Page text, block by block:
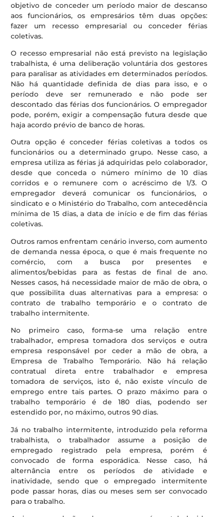
objetivo de conceder um período maior de descanso
aos funcionários, os empresários têm duas opções:
fazer um recesso empresarial ou conceder férias
coletivas.
O recesso empresarial não está previsto na legislação
trabalhista, é uma deliberação voluntária dos gestores
para paralisar as atividades em determinados períodos.
Não há quantidade definida de dias para isso, e o
período deve ser remunerado e não pode ser
descontado das férias dos funcionários. O empregador
pode, porém, exigir a compensação futura desde que
haja acordo prévio de banco de horas.
Outra opção é conceder férias coletivas a todos os
funcionários ou a determinado grupo. Nesse caso, a
empresa utiliza as férias já adquiridas pelo colaborador,
desde que conceda o número mínimo de 10 dias
corridos e o remunere com o acréscimo de 1/3. O
empregador deverá comunicar os funcionários, o
sindicato e o Ministério do Trabalho, com antecedência
mínima de 15 dias, a data de início e de fim das férias
coletivas.
Outros ramos enfrentam cenário inverso, com aumento
de demanda nessa época, o que é mais frequente no
comércio, com a busca por presentes e
alimentos/bebidas para as festas de final de ano.
Nesses casos, há necessidade maior de mão de obra, o
que possibilita duas alternativas para a empresa: o
contrato de trabalho temporário e o contrato de
trabalho intermitente.
No primeiro caso, forma-se uma relação entre
trabalhador, empresa tomadora dos serviços e outra
empresa responsável por ceder a mão de obra, a
Empresa de Trabalho Temporário. Não há relação
contratual direta entre trabalhador e empresa
tomadora de serviços, isto é, não existe vínculo de
emprego entre tais partes. O prazo máximo para o
trabalho temporário é de 180 dias, podendo ser
estendido por, no máximo, outros 90 dias.
Já no trabalho intermitente, introduzido pela reforma
trabalhista, o trabalhador assume a posição de
empregado registrado pela empresa, porém é
convocado de forma esporádica. Nesse caso, há
alternância entre os períodos de atividade e
inatividade, sendo que o empregado intermitente
pode passar horas, dias ou meses sem ser convocado
para o trabalho.